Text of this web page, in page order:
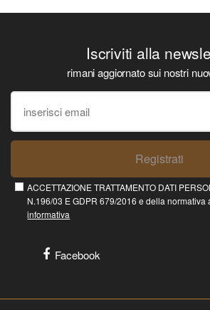
Iscriviti alla
rimani aggiornato sui nostri
Registrati
ACCETTAZIONE TRATTAMENTO DATI
N.196/03 E GDPR 679/2016 e della normativa
informativa
Facebook